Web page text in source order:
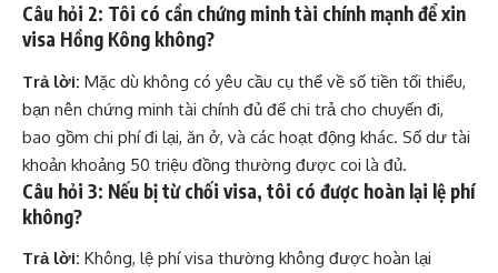
Câu hỏi 2: Tôi có cần chứng minh tài chính mạnh để xin
visa Hồng Kông không?
Trả lời: Mặc dù không có yêu cầu cụ thể về số tiền tối thiểu,
bạn nên chứng minh tài chính đủ để chi trả cho chuyến đi,
bao gồm chi phí đi lại, ăn ở, và các hoạt động khác. Số dư tài
khoản khoảng 50 triệu đồng thường được coi là đủ.
Câu hỏi 3: Nếu bị từ chối visa, tôi có được hoàn lại lệ phí
không?
Trả lời: Không, lệ phí visa thường không được hoàn lại